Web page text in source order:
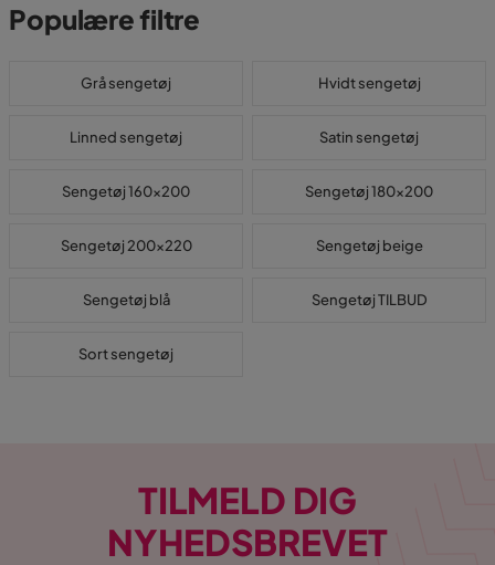
Populære filtre
Grå sengetøj Hvidt sengetøj
Linned sengetøj Satin sengetøj
Sengetøj 160x200 Sengetøj 180x200
Sengetøj 200x220 Sengetøj beige
Sengetøj blå Sengetøj TILBUD
Sort sengetøj
TILMELD DIG
NYHEDSBREVET